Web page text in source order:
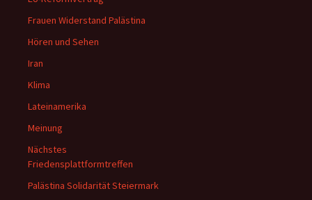
Frauen Widerstand Palästina
Hören und Sehen
Iran
Klima
Lateinamerika
Meinung
Nächstes
Friedensplattformtreffen
Palästina Solidarität Steiermark